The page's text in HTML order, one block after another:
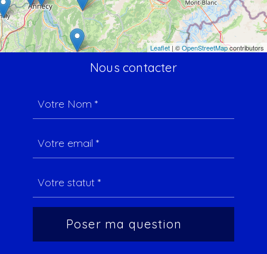
Leaflet | ©OpenStreetMapcontributors
Nous contacter